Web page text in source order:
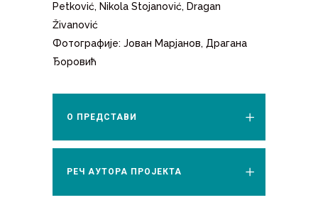
Petković, Nikola Stojanović, Dragan
Živanović
Фотографијe: Јован Марјанов, Драгана
Ђоровић
О ПРЕДСТАВИ
РЕЧ АУТОРА ПРОЈЕКТА